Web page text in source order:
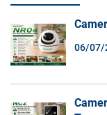
06/07/